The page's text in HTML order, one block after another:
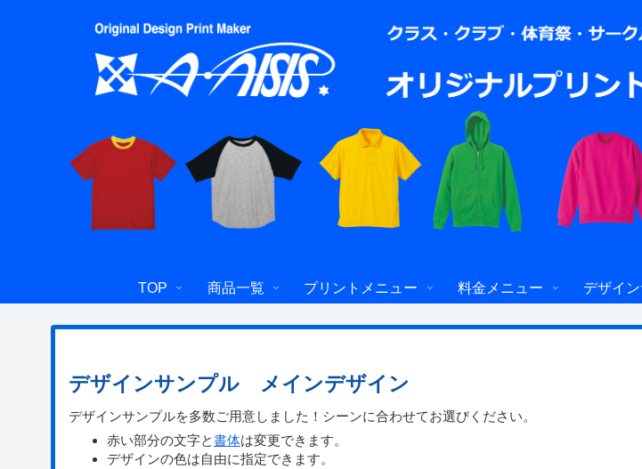
TOP 商品一覧 プリントメニュー 料金メニュー デザイ
デザインサンプル メインデザイン
デザインサンプルを多数ご用意しました！シーンに合わせてお選びください。
赤い部分の文字と書体は変更できます。
デザインの色は自由に指定できます。